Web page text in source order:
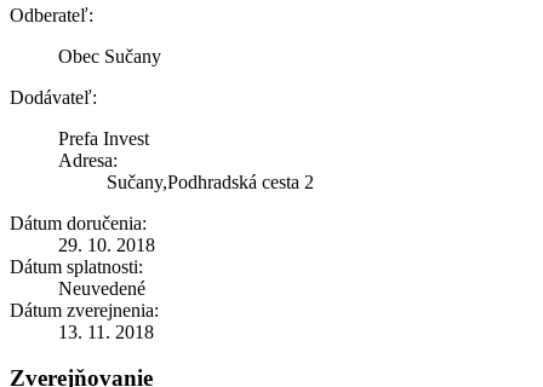
Odberateľ:
Obec Sučany
Dodávateľ:
Prefa Invest
Adresa:
Sučany,Podhradská cesta 2
Dátum doručenia:
29. 10. 2018
Dátum splatnosti:
Neuvedené
Dátum zverejnenia:
13. 11. 2018
Zverejňovanie